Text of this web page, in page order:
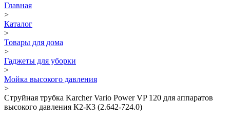
Главная
>
Каталог
>
Товары для дома
>
Гаджеты для уборки
>
Мойка высокого давления
>
Струйная трубка Karcher Vario Power VP 120 для аппаратов
высокого давления К2-К3 (2.642-724.0)